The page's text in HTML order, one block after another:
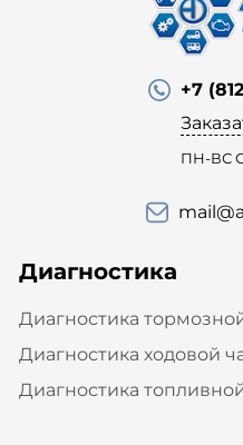
+7
ПН-ВС С
Диагностика
Диагностика
Диагностика ходовой
Диагностика